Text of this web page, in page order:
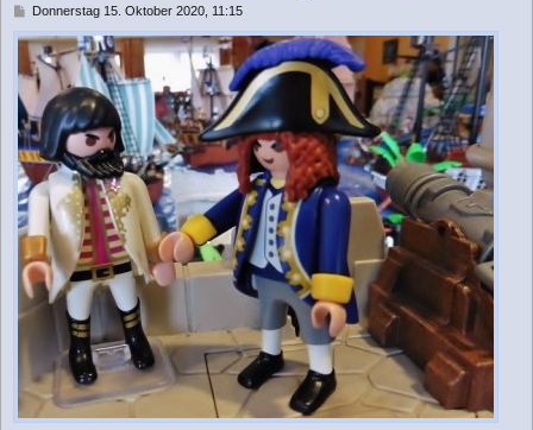
B
e
i
t
r
g
Donnerstag 15. Oktober 2020, 11:15